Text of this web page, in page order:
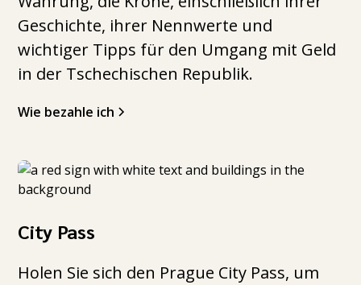
Geschichte, ihrer Nennwerte und
wichtiger Tipps für den Umgang mit Geld
in der Tschechischen Republik.
Wie bezahle ich
City Pass
Holen Sie sich den Prague City Pass, um